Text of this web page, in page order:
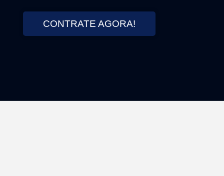
CONTRATE AGORA!